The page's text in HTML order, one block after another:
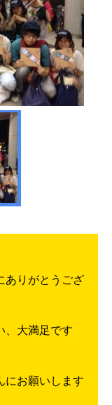
ありがとうござ
、大満足です
にお願いします